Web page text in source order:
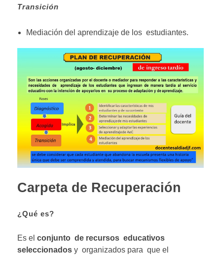
Transición
Mediación del aprendizaje de los estudiantes.
Carpeta de Recuperación
¿Qué es?
Es el conjunto de recursos educativos
seleccionados y organizados para que el